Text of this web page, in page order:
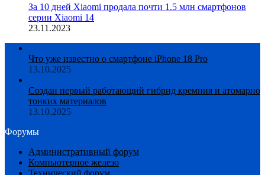
За 10 дней Xiaomi продала почти 1.5 млн смартфонов
серии Xiaomi 14
23.11.2023
Что уже известно о смартфоне iPhone 18 Pro
13.10.2025
Создан первый работающий гибрид кремния и атомарно
тонких материалов
13.10.2025
Форумы
Административный форум
Компьютерное железо
Технический форум